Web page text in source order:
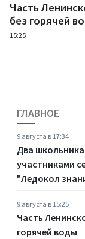
Часть
без горячей
15:25
ГЛАВНОЕ
9 августа в 17:34
Два
участниками
"Ледокол
9 августа в 15:25
Часть
горячей воды